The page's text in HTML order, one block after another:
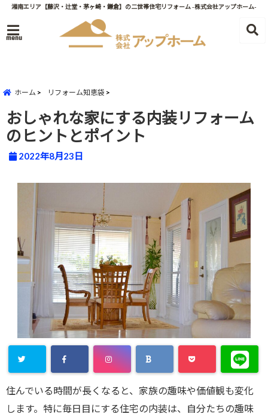
湘南エリア【藤沢・辻堂・茅ヶ崎・鎌倉】の二世帯住宅リフォーム -株式会社アップホーム-
menu
ホーム リフォーム知恵袋
おしゃれな家にする内装リフォーム
のヒントとポイント
2022年8月23日
住んでいる時間が長くなると、家族の趣味や価値観も変化
します。特に毎日目にする住宅の内装は、自分たちの趣味